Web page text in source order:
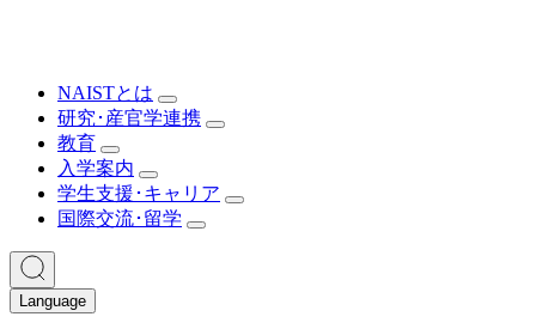
NAISTとは
研究･産官学連携
教育
入学案内
学生支援･キャリア
国際交流･留学
Language